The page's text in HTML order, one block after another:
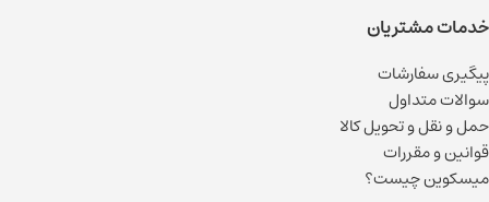
خدمات مشتریان
پیگیری سفارشات
سوالات متداول
حمل و نقل و تحویل کالا
قوانین و مقررات
میسکوین چیست؟